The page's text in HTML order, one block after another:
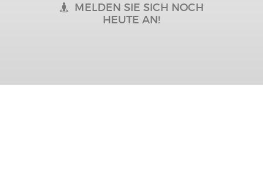
MELDEN SIE SICH NOCH
HEUTE AN!